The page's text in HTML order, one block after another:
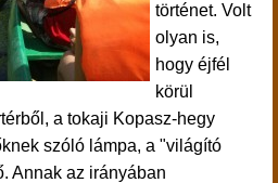
történet. Volt
olyan is,
hogy éjfél
körül
a tokaji Kopasz-hegy
szóló lámpa, a "világító
Annak az irányában